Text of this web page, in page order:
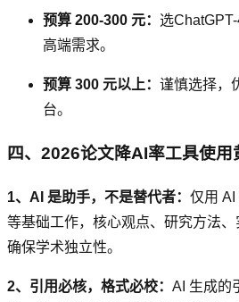
预算 200-300 元： 选
高端需求。
预算 300 元以上： 谨慎选择，
台。
四、2026论文降AI率工具使用
1、AI 是助手，不是替代者： 仅用
等基础工作，核心观点、研究方法、
确保学术独立性。
2、引用必核，格式必校： AI 生成的